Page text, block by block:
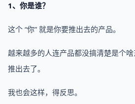
1、你是谁？
这个 “你” 就是你要推出去的产品。
越来越多的人连产品都没搞清楚是个
推出去了。
我也会这样，得反思。